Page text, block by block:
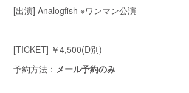
[出演] Analogfish ※ワンマン公演
[TICKET] ￥4,500(D別)
予約方法： メール予約のみ